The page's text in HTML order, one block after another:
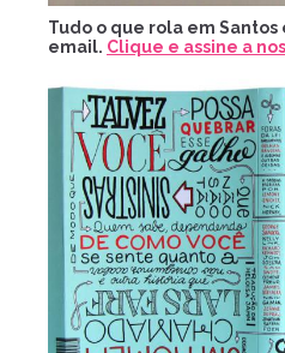
Tudo o que rola em
email. Clique e assine a